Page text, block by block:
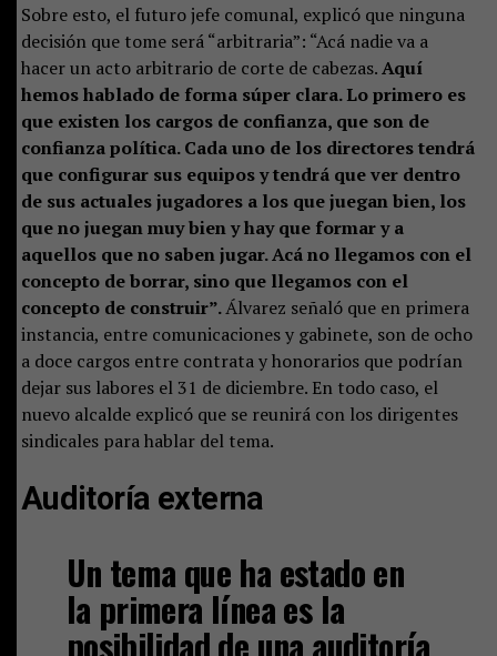
Sobre esto, el futuro jefe comunal, explicó que ninguna
decisión que tome será “arbitraria”: “Acá nadie va a
hacer un acto arbitrario de corte de cabezas.Aquí
hemos hablado de forma súper clara. Lo primero es
que existen los cargos de confianza, que son de
confianza política. Cada uno de los directores tendrá
que configurar sus equipos y tendrá que ver dentro
de sus actuales jugadores a los que juegan bien, los
que no juegan muy bien y hay que formar y a
aquellos que no saben jugar. Acá no llegamos con el
concepto de borrar, sino que llegamos con el
concepto de construir”.Álvarez señaló que en primera
instancia, entre comunicaciones y gabinete, son de ocho
a doce cargos entre contrata y honorarios que podrían
dejar sus labores el 31 de diciembre. En todo caso, el
nuevo alcalde explicó que se reunirá con los dirigentes
sindicales para hablar del tema.
Auditoría externa
Un tema que ha estado en
la primera línea es la
posibilidad de una auditoría